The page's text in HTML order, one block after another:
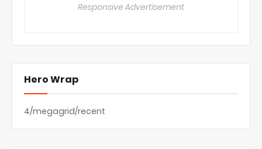
Responsive Advertisement
Hero Wrap
4/megagrid/recent